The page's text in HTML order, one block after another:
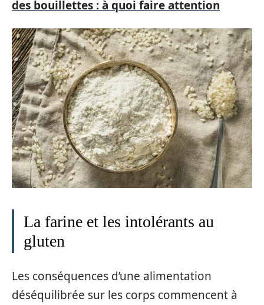
des bouillettes : à quoi faire attention
La farine et les intolérants au
gluten
Les conséquences d’une alimentation
déséquilibrée sur les corps commencent à